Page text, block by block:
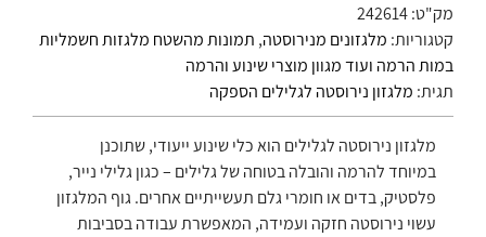
מק"ט:242614
קטגוריות: מלגזונים מנירוסטה, תמונות מהשטח מלגזות חשמליות
במות הרמה ועוד מגוון מוצרי שינוע והרמה
תגית: מלגזון נירוסטה לגלילים הספקה
מלגזון נירוסטה לגלילים הוא כלי שינוע ייעודי, שתוכנן
במיוחד להרמה והובלה בטוחה של גלילים – כגון גלילי נייר,
פלסטיק, בדים או חומרי גלם תעשייתיים אחרים. גוף המלגזון
עשוי נירוסטה חזקה ועמידה, המאפשרת עבודה בסביבות